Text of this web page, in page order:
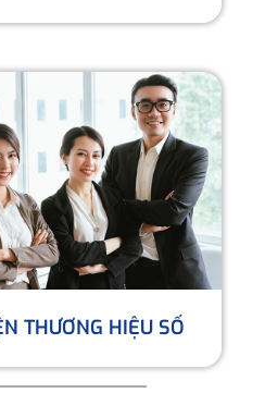
THƯƠNG HIỆU SỐ